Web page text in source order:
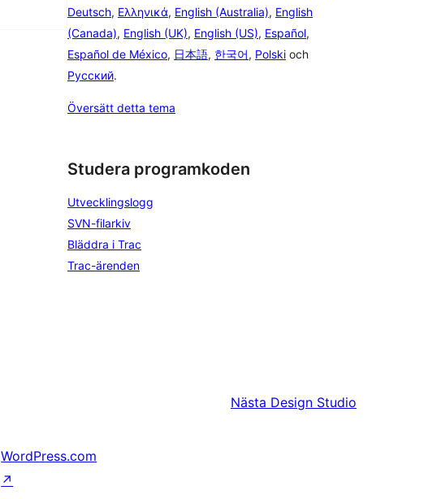
Deutsch, Ελληνικά, English (Australia), English
(Canada), English (UK), English (US), Español,
Español de México, 日本語, 한국어, Polski och
Русский.
Översätt detta tema
Studera programkoden
Utvecklingslogg
SVN-filarkiv
Bläddra i Trac
Trac-ärenden
Nästa Design Studio
WordPress.com
↗